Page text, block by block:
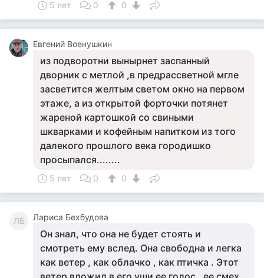
5 лет 0 0
Евгений Военушкин
из подворотни вынырнет заспанный
дворник с метлой ,в предрассветной мгле
засветится желтым светом окно на первом
этаже, а из открытой форточки потянет
жареной картошкой со свиными
шкварками и кофейным напитком из того
далекого прошлого века городишко
просыпался........
5 лет 0 0
ЛБ Лариса Бехбудова
Он знал, что она не будет стоять и
смотреть ему вслед. Она свободна и легка
как ветер , как облачко , как птичка . Этот